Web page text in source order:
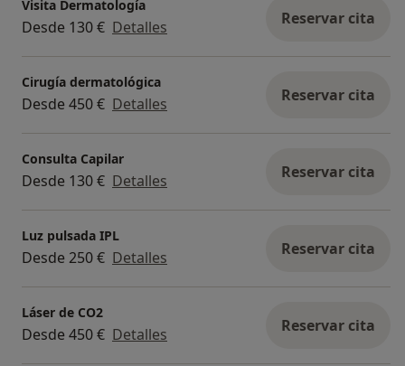
- Esta nominación no es solo mía. Es fruto del
trabajo de todo el equipo que está conmigo en la
clínica, que se encarga a conciencia de que todo
vaya sobre ruedas. Sin ellos, este proyecto no
tendría sentido.
Visita Dermatología
Desde 130 € Detalles Reservar cita
Cirugía dermatológica
Desde 450 € Detalles Reservar cita
Consulta Capilar
Desde 130 € Detalles Reservar cita
Luz pulsada IPL
Desde 250 € Detalles Reservar cita
Láser de CO2
Desde 450 € Detalles Reservar cita